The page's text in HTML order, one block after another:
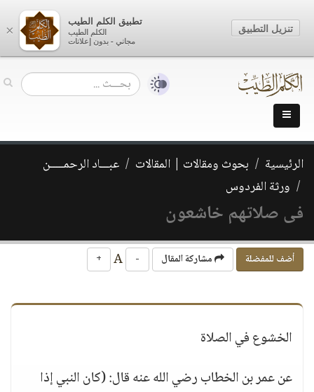
الرئيسية بحوث ومقالات | المقالات
عبـــاد الرحمـــــن
ورثة الفردوس
فى صلاتهم خاشعون
أضف للمفضلة مشاركة المقال -
+
الخشوع في الصلاة
عن عمر بن الخطاب رضي الله عنه قال: (كان النبي إذا
×
تطبيق الكلم الطيب
الكلم الطيب
مجاني - بدون إعلانات
تنزيل التطبيق